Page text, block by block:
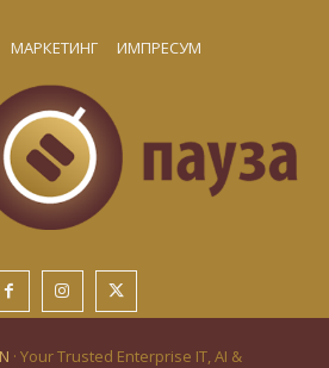
МАРКЕТИНГ ИМПРЕСУМ
· Your Trusted Enterprise IT, AI &